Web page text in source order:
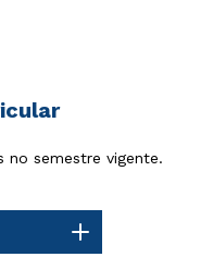
no semestre vigente.